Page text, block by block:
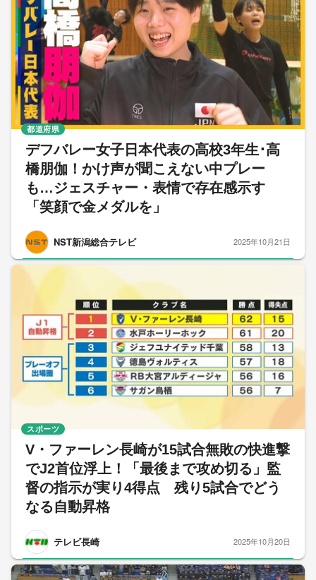
デフバレー女子日本代表の高校3年生･高
橋朋伽！かけ声が聞こえない中プレー
も…ジェスチャー・表情で存在感示す
「笑顔で金メダルを」
NST新潟総合テレビ
都道府県
2025年10月21日
V・ファーレン長崎が15試合無敗の快進撃
でJ2首位浮上！「最後まで攻め切る」監
督の指示が実り4得点 残り5試合でどう
なる自動昇格
テレビ長崎
スポーツ
2025年10月20日